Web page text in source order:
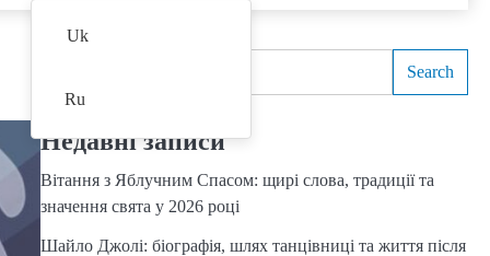
Uk
Ru
Search
Недавні записи
Вітання з Яблучним Спасом: щирі слова, традиції та
значення свята у 2026 році
Шайло Джолі: біографія, шлях танцівниці та життя після